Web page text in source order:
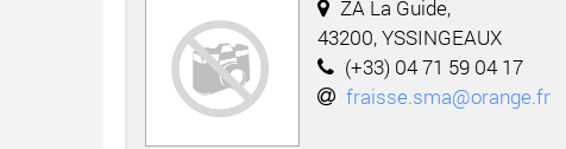
ZA La Guide,
43200, YSSINGEAUX
(+33) 04 71 59 04 17
fraisse.sma@orange.fr